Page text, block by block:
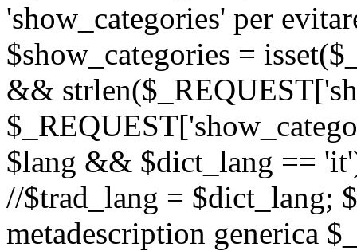
'show_categories' per
$show_categories =
&&
$lang && $dict_lang ==
//$trad_lang = $dict_lang;
metadescription generica